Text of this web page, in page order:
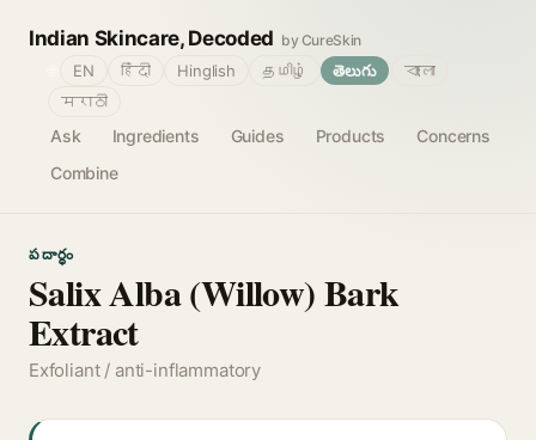
Indian Skincare, Decoded by CureSkin
Ask Ingredients Guides Products
Concerns
Combine
EN हिंदी Hinglish தமிழ் తెలుగు
বাংলা
मराठी
పదార్థం
Salix Alba (Willow) Bark
Extract
Exfoliant / anti-inflammatory